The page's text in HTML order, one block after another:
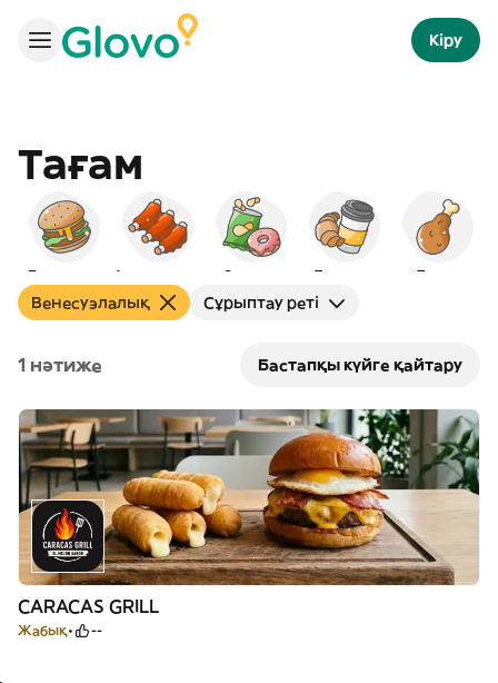
Кіру
Тағам
Бургерлер Америкалық Снэктер Таңғы ас Тауық
Венесуэлалық Сұрыптау реті
1 нәтиже Бастапқы күйге қайтару
CARACAS GRILL
Жабық --